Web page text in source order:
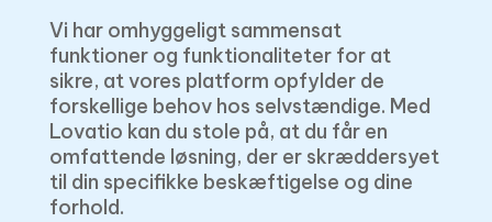
Vi har omhyggeligt sammensat
funktioner og funktionaliteter for at
sikre, at vores platform opfylder de
forskellige behov hos selvstændige. Med
Lovatio kan du stole på, at du får en
omfattende løsning, der er skræddersyet
til din specifikke beskæftigelse og dine
forhold.